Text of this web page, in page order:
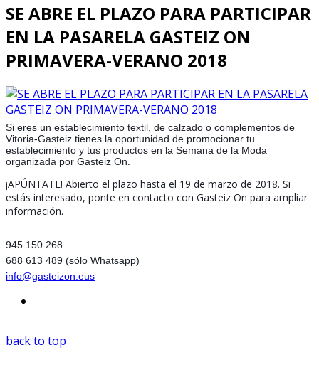
SE ABRE EL PLAZO PARA PARTICIPAR
EN LA PASARELA GASTEIZ ON
PRIMAVERA-VERANO 2018
Si eres un establecimiento textil, de calzado o complementos de
Vitoria-Gasteiz tienes la oportunidad de promocionar tu
establecimiento y tus productos en la Semana de la Moda
organizada por Gasteiz On.
¡APÚNTATE! Abierto el plazo hasta el 19 de marzo de 2018. Si
estás interesado, ponte en contacto con Gasteiz On para ampliar
información.
945 150 268
688 613 489 (sólo Whatsapp)
info@gasteizon.eus
back to top